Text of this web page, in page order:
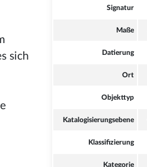
Signatur
Maße
Datierung
Ort
Objekttyp
Katalogisierungsebene
Klassifizierung
Kategorie
sich